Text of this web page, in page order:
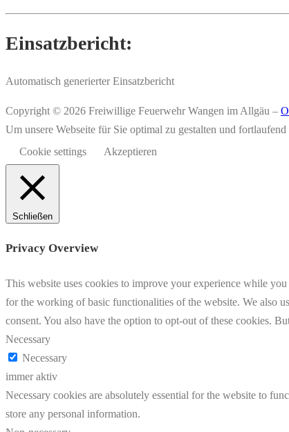
Einsatzbericht:
Automatisch generierter Einsatzbericht
Copyright © 2026 Freiwillige Feuerwehr Wangen im Allgäu –
Um unsere Webseite für Sie optimal zu gestalten und
Cookie settings
Akzeptieren
Schließen
Privacy Overview
This website uses cookies to improve your experience while
for the working of basic functionalities of the website. We also
consent. You also have the option to opt-out of these cookies.
Necessary
Necessary
immer aktiv
Necessary cookies are absolutely essential for the website to
store any personal information.